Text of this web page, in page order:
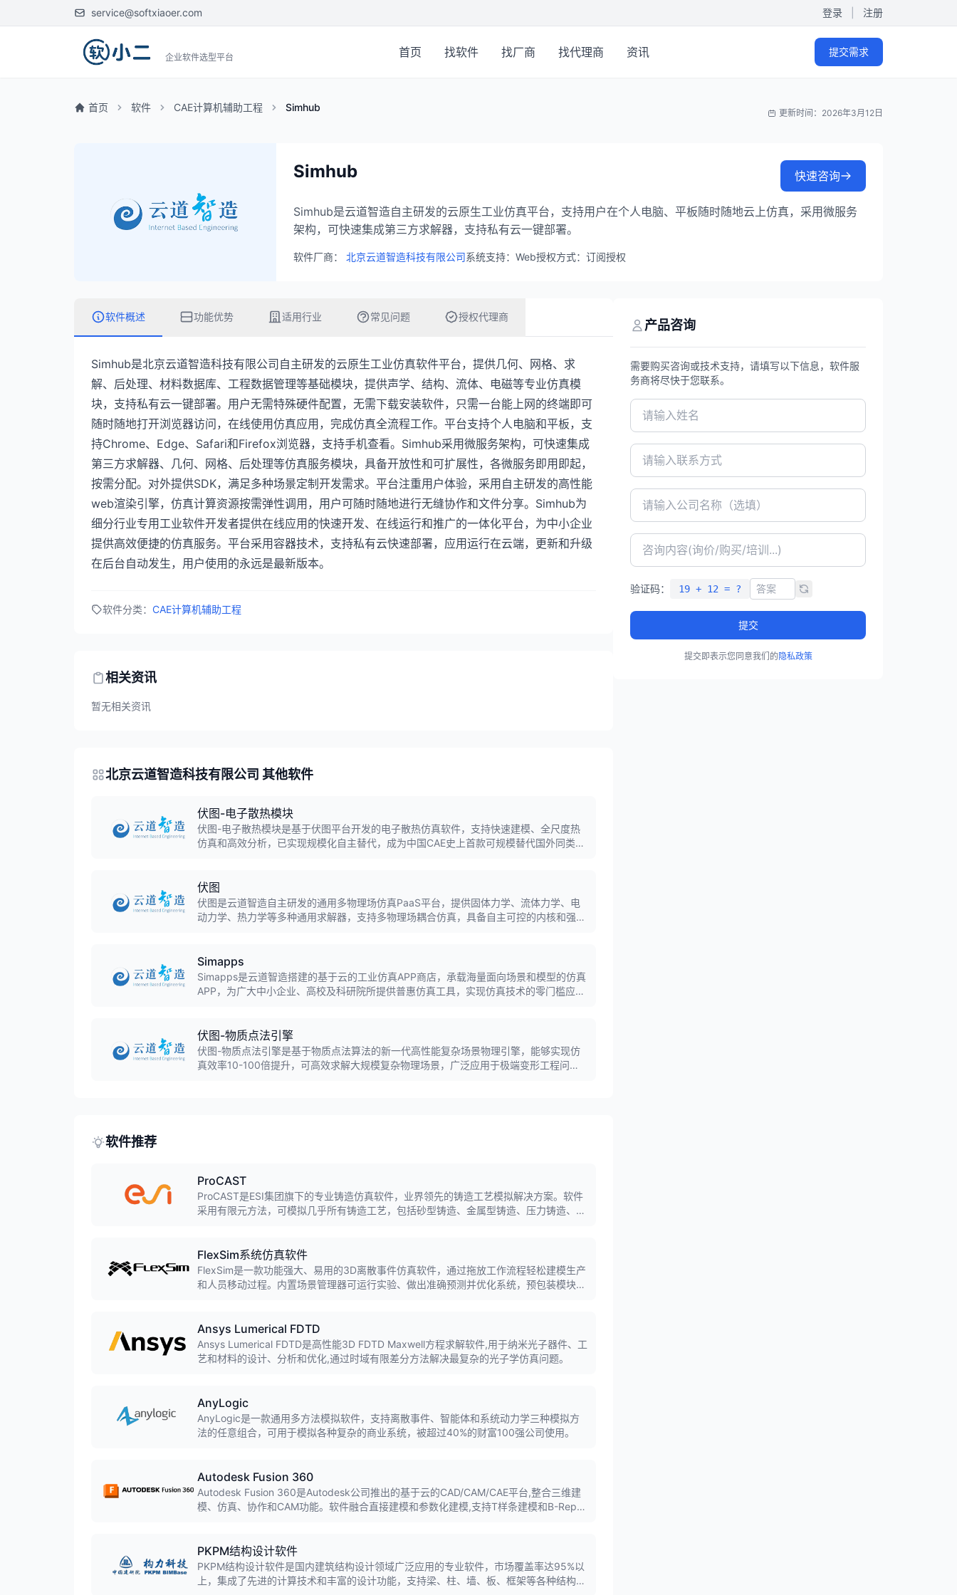
service@softxiaoer.com 登录 注册
企业软件选型平台 首页 找软件 找厂商 找代理商 资讯 提交需求
首页 软件 CAE计算机辅助工程 Simhub 更新时间：2026年3月12日
Simhub 快速咨询
Simhub是云道智造自主研发的云原生工业仿真平台，支持用户在个人电脑、平板随时随地云上仿真，采用微服务
架构，可快速集成第三方求解器，支持私有云一键部署。
软件厂商： 北京云道智造科技有限公司系统支持：Web授权方式：订阅授权
软件概述 功能优势 适用行业 常见问题 授权代理商
Simhub是北京云道智造科技有限公司自主研发的云原生工业仿真软件平台，提供几何、网格、求
解、后处理、材料数据库、工程数据管理等基础模块，提供声学、结构、流体、电磁等专业仿真模
块，支持私有云一键部署。用户无需特殊硬件配置，无需下载安装软件，只需一台能上网的终端即可
随时随地打开浏览器访问，在线使用仿真应用，完成仿真全流程工作。平台支持个人电脑和平板，支
持Chrome、Edge、Safari和Firefox浏览器，支持手机查看。Simhub采用微服务架构，可快速集成
第三方求解器、几何、网格、后处理等仿真服务模块，具备开放性和可扩展性，各微服务即用即起，
按需分配。对外提供SDK，满足多种场景定制开发需求。平台注重用户体验，采用自主研发的高性能
web渲染引擎，仿真计算资源按需弹性调用，用户可随时随地进行无缝协作和文件分享。Simhub为
细分行业专用工业软件开发者提供在线应用的快速开发、在线运行和推广的一体化平台，为中小企业
提供高效便捷的仿真服务。平台采用容器技术，支持私有云快速部署，应用运行在云端，更新和升级
在后台自动发生，用户使用的永远是最新版本。
软件分类： CAE计算机辅助工程
相关资讯
暂无相关资讯
北京云道智造科技有限公司 其他软件
伏图-电子散热模块
伏图-电子散热模块是基于伏图平台开发的电子散热仿真软件，支持快速建模、全尺度热
仿真和高效分析，已实现规模化自主替代，成为中国CAE史上首款可规模替代国外同类工
伏图
伏图是云道智造自主研发的通用多物理场仿真PaaS平台，提供固体力学、流体力学、电
动力学、热力学等多种通用求解器，支持多物理场耦合仿真，具备自主可控的内核和强大
Simapps
Simapps是云道智造搭建的基于云的工业仿真APP商店，承载海量面向场景和模型的仿真
APP，为广大中小企业、高校及科研院所提供普惠仿真工具，实现仿真技术的零门槛应
伏图-物质点法引擎
伏图-物质点法引擎是基于物质点法算法的新一代高性能复杂场景物理引擎，能够实现仿
真效率10-100倍提升，可高效求解大规模复杂物理场景，广泛应用于极端变形工程问
软件推荐
ProCAST
ProCAST是ESI集团旗下的专业铸造仿真软件，业界领先的铸造工艺模拟解决方案。软件
采用有限元方法，可模拟几乎所有铸造工艺，包括砂型铸造、金属型铸造、压力铸造、熔
FlexSim系统仿真软件
FlexSim是一款功能强大、易用的3D离散事件仿真软件，通过拖放工作流程轻松建模生产
和人员移动过程。内置场景管理器可运行实验、做出准确预测并优化系统，预包装模块可
Ansys Lumerical FDTD
Ansys Lumerical FDTD是高性能3D FDTD Maxwell方程求解软件,用于纳米光子器件、工
艺和材料的设计、分析和优化,通过时域有限差分方法解决最复杂的光子学仿真问题。
AnyLogic
AnyLogic是一款通用多方法模拟软件，支持离散事件、智能体和系统动力学三种模拟方
法的任意组合，可用于模拟各种复杂的商业系统，被超过40%的财富100强公司使用。
Autodesk Fusion 360
Autodesk Fusion 360是Autodesk公司推出的基于云的CAD/CAM/CAE平台,整合三维建
模、仿真、协作和CAM功能。软件融合直接建模和参数化建模,支持T样条建模和B-Rep建
PKPM结构设计软件
PKPM结构设计软件是国内建筑结构设计领域广泛应用的专业软件，市场覆盖率达95%以
上，集成了先进的计算技术和丰富的设计功能，支持梁、柱、墙、板、框架等各种结构元
产品咨询
需要购买咨询或技术支持，请填写以下信息，软件服
务商将尽快于您联系。
验证码： 19 + 12 = ?
提交
提交即表示您同意我们的隐私政策